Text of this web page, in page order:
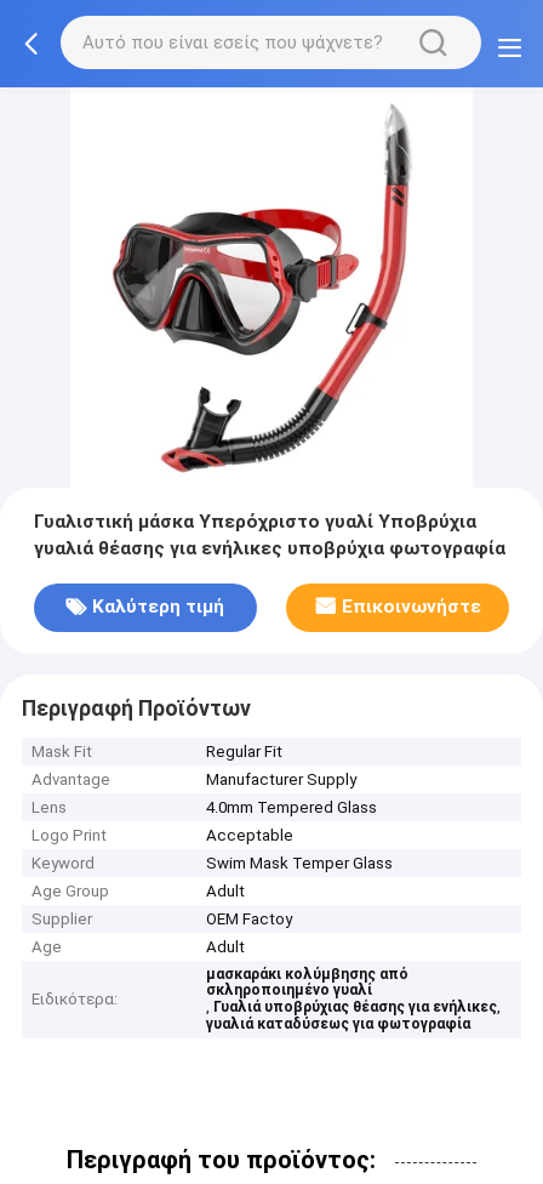
Γυαλιστική μάσκα Υπερόχριστο γυαλί Υποβρύχια
γυαλιά θέασης για ενήλικες υποβρύχια φωτογραφία
Καλύτερη τιμή Επικοινωνήστε
Περιγραφή Προϊόντων
Mask Fit
Regular Fit
Advantage
Manufacturer Supply
Lens
4.0mm Tempered Glass
Logo Print
Acceptable
Keyword
Swim Mask Temper Glass
Age Group
Adult
Supplier
OEM Factoy
Age
Adult
Ειδικότερα:
μασκαράκι κολύμβησης από
σκληροποιημένο γυαλί
, Γυαλιά υποβρύχιας θέασης για ενήλικες,
γυαλιά καταδύσεως για φωτογραφία
Περιγραφή του προϊόντος: